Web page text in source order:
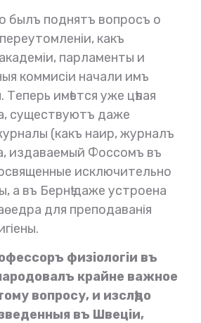
былъ поднятъ вопросъ о
какъ
парламенты и
коммисіи начали имъ
Теперь имѣется уже цѣлая
существуютъ даже
(какъ наир, журналъ
издаваемый Фоссомъ въ
исключительно
а въ Бернѣ даже устроена
для преподаванія
физіологіи въ
крайне важное
вопросу, и изслѣдо
въ Швеціи,